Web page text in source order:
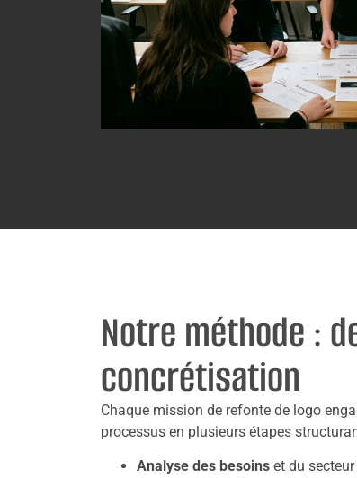
Notre méthode :
concrétisation
Chaque mission de refonte de logo
processus en plusieurs étapes
Analyse des besoins et du secteur